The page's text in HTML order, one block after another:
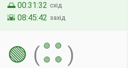
🌅 00:31:32 схід
🌇 08:45:42 захід
🟢 ( 🟢
🟢
🟢
🔴 )